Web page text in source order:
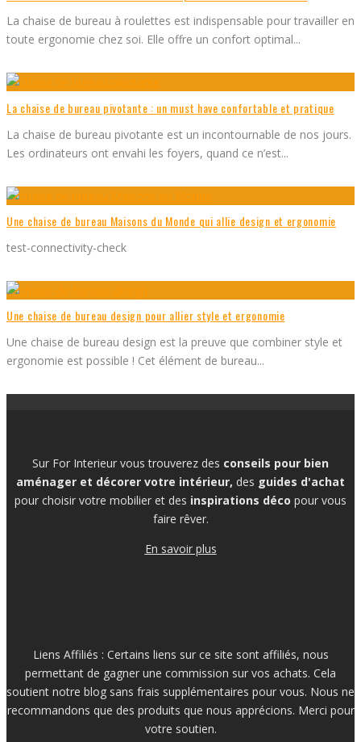
La chaise de bureau à roulettes est indispensable pour travailler en
toute ergonomie chez soi. Elle offre un confort optimal...
La chaise de bureau pivotante : un must have confortable et pratique
La chaise de bureau pivotante est un incontournable de nos jours.
Les ordinateurs ont envahi les foyers, quand ce n’est...
Une chaise de bureau Maisons du Monde qui allie design et ergonomie
test-connectivity-check
Une chaise de bureau design pour allier style et ergonomie
Une chaise de bureau design est la preuve que combiner style et
ergonomie est possible ! Cet élément de bureau...
Sur For Interieur vous trouverez des conseils pour bien
aménager et décorer votre intérieur, des guides d'achat
pour choisir votre mobilier et des inspirations déco pour vous
faire rêver.
En savoir plus
Liens Affiliés : Certains liens sur ce site sont affiliés, nous
permettant de gagner une commission sur vos achats. Cela
soutient notre blog sans frais supplémentaires pour vous. Nous ne
recommandons que des produits que nous apprécions. Merci pour
votre soutien.